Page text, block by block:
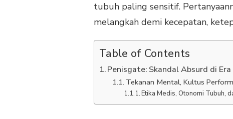
tubuh paling sensitif.
melangkah demi kecepatan,
Table of Contents
Penisgate: Skandal Absurd di
Tekanan Mental, Kultus
Etika Medis, Otonomi Tubuh,